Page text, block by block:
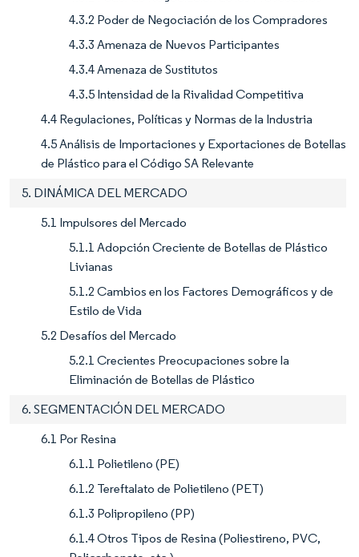
4.3.2 Poder de Negociación de los Compradores
4.3.3 Amenaza de Nuevos Participantes
4.3.4 Amenaza de Sustitutos
4.3.5 Intensidad de la Rivalidad Competitiva
4.4 Regulaciones, Políticas y Normas de la Industria
4.5 Análisis de Importaciones y Exportaciones de Botellas
de Plástico para el Código SA Relevante
5. DINÁMICA DEL MERCADO
5.1 Impulsores del Mercado
5.1.1 Adopción Creciente de Botellas de Plástico
Livianas
5.1.2 Cambios en los Factores Demográficos y de
Estilo de Vida
5.2 Desafíos del Mercado
5.2.1 Crecientes Preocupaciones sobre la
Eliminación de Botellas de Plástico
6. SEGMENTACIÓN DEL MERCADO
6.1 Por Resina
6.1.1 Polietileno (PE)
6.1.2 Tereftalato de Polietileno (PET)
6.1.3 Polipropileno (PP)
6.1.4 Otros Tipos de Resina (Poliestireno, PVC,